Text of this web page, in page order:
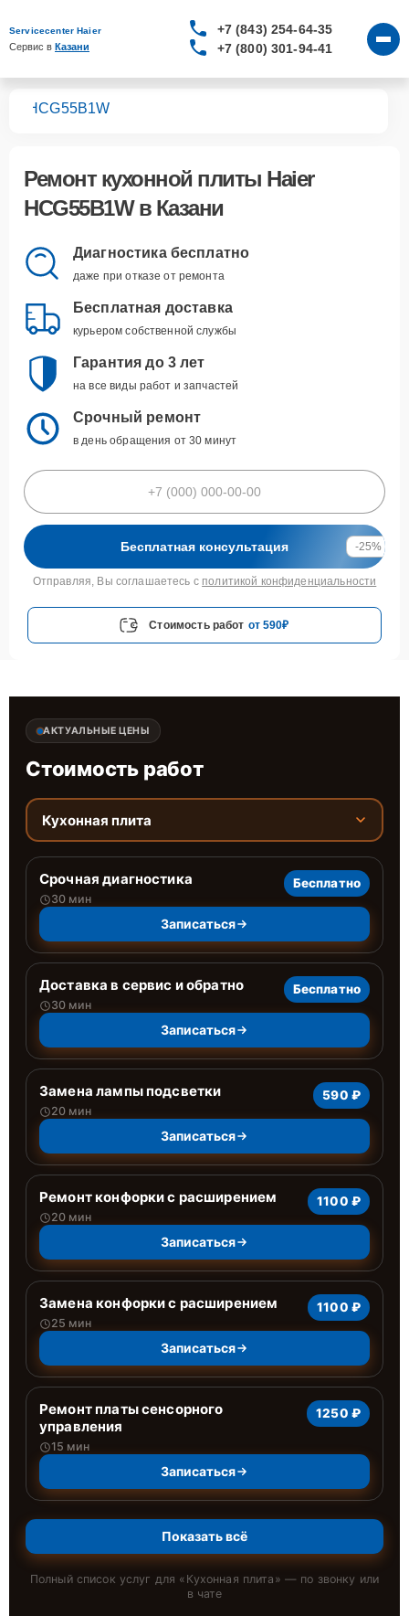
Servicecenter Haier
Сервис в Казани
+7 (843) 254-64-35
+7 (800) 301-94-41
HCG55B1W
Ремонт кухонной плиты Haier
HCG55B1Wв Казани
Диагностика бесплатно
даже при отказе от ремонта
Бесплатная доставка
курьером собственной службы
Гарантия до 3 лет
на все виды работ и запчастей
Срочный ремонт
в день обращения от 30 минут
Бесплатная консультация -25%
Отправляя, Вы соглашаетесь с политикой конфиденциальности
Стоимость работ от 590₽
АКТУАЛЬНЫЕ ЦЕНЫ
Стоимость работ
Кухонная плита
Срочная диагностика
30 мин
Бесплатно
Записаться
Доставка в сервис и обратно
30 мин
Бесплатно
Записаться
Замена лампы подсветки
20 мин
590 ₽
Записаться
Ремонт конфорки с расширением
20 мин
1100 ₽
Записаться
Замена конфорки с расширением
25 мин
1100 ₽
Записаться
Ремонт платы сенсорного
управления
15 мин
1250 ₽
Записаться
Показать всё
Полный список услуг для « Кухонная плита » — по звонку или
в чате